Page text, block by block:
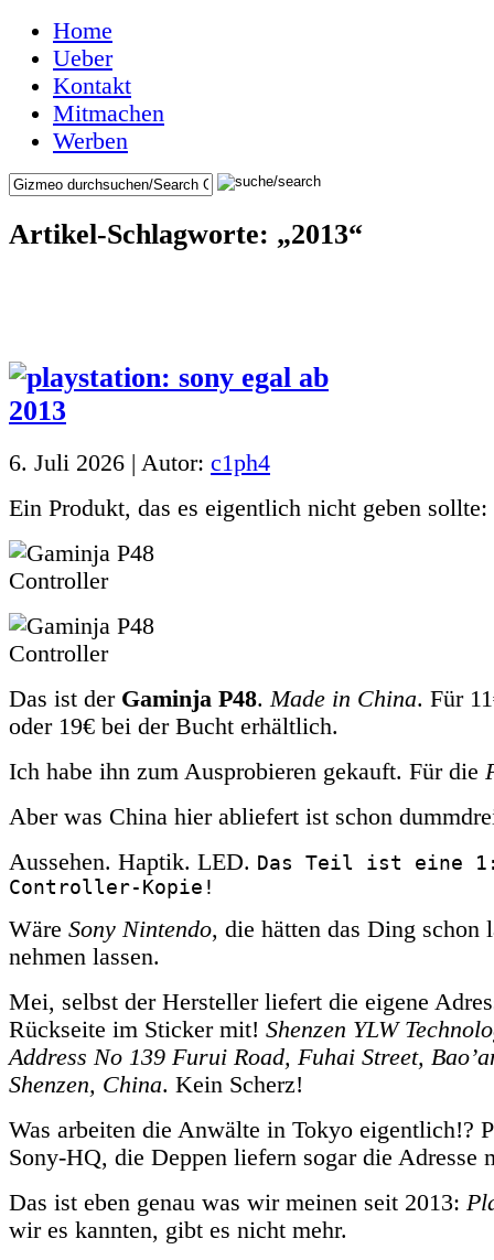
Home
Ueber
Kontakt
Mitmachen
Werben
Artikel-Schlagworte: „2013“
6. Juli 2026 | Autor: c1ph4
Ein Produkt, das es eigentlich nicht geben sollte:
Das ist der Gaminja P48. Made in China. Für
oder 19€ bei der Bucht erhältlich.
Ich habe ihn zum Ausprobieren gekauft. Für die
Aber was China hier abliefert ist schon
Aussehen. Haptik. LED. Das Teil ist eine
Controller-Kopie!
Wäre Sony Nintendo, die hätten das Ding schon
nehmen lassen.
Mei, selbst der Hersteller liefert die eigene
Rückseite im Sticker mit! Shenzen YLW
Address No 139 Furui Road, Fuhai Street,
Shenzen, China. Kein Scherz!
Was arbeiten die Anwälte in Tokyo eigentlich!?
Sony-HQ, die Deppen liefern sogar die Adresse
Das ist eben genau was wir meinen seit 2013:
wir es kannten, gibt es nicht mehr.